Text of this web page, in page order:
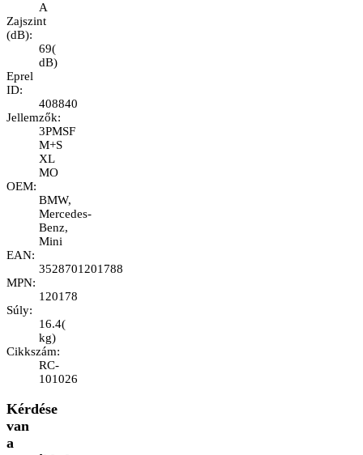
A
Zajszint
(dB):
69(
dB)
Eprel
ID:
408840
Jellemzők:
3PMSF
M+S
XL
MO
OEM:
BMW,
Mercedes-
Benz,
Mini
EAN:
3528701201788
MPN:
120178
Súly:
16.4(
kg)
Cikkszám:
RC-
101026
Kérdése
van
a